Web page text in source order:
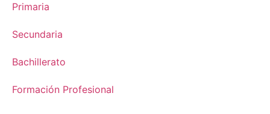
Primaria
Secundaria
Bachillerato
Formación Profesional